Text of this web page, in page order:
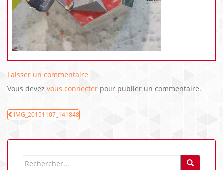
Laisser un commentaire
Vous devez vous connecter pour publier un commentaire.
Navigation
de
l’article
IMG_20151107_141848